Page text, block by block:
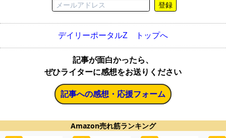
登録
デイリーポータルZ トップへ
記事が面白かったら、
ぜひライターに感想をお送りください
記事への感想・応援フォーム
Amazon売れ筋ランキング